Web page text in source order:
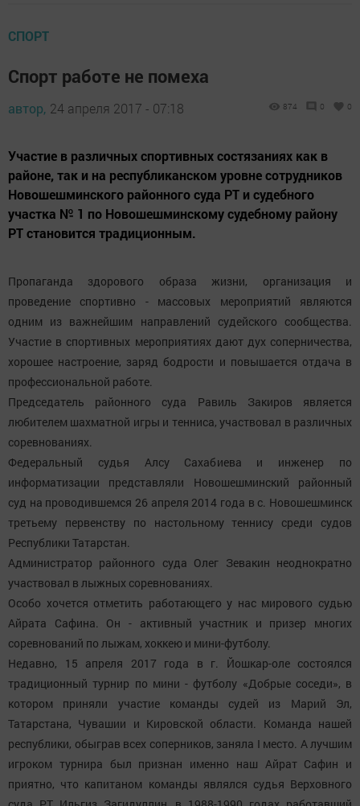
СПОРТ
Спорт работе не помеха
автор, 24 апреля 2017 - 07:18 874 0 0
Участие в различных спортивных состязаниях как в
районе, так и на республиканском уровне сотрудников
Новошешминского районного суда РТ и судебного
участка № 1 по Новошешминскому судебному району
РТ становится традиционным.
Пропаганда здорового образа жизни, организация и
проведение спортивно - массовых мероприятий являются
одним из важнейшим направлений судейского сообщества.
Участие в спортивных мероприятиях дают дух соперничества,
хорошее настроение, заряд бодрости и повышается отдача в
профессиональной работе.
Председатель районного суда Равиль Закиров является
любителем шахматной игры и тенниса, участвовал в различных
соревнованиях.
Федеральный судья Алсу Сахабиева и инженер по
информатизации представляли Новошешминский районный
суд на проводившемся 26 апреля 2014 года в с. Новошешминск
третьему первенству по настольному теннису среди судов
Республики Татарстан.
Администратор районного суда Олег Зевакин неоднократно
участвовал в лыжных соревнованиях.
Особо хочется отметить работающего у нас мирового судью
Айрата Сафина. Он - активный участник и призер многих
соревнований по лыжам, хоккею и мини-футболу.
Недавно, 15 апреля 2017 года в г. Йошкар-оле состоялся
традиционный турнир по мини - футболу «Добрые соседи», в
котором приняли участие команды судей из Марий Эл,
Татарстана, Чувашии и Кировской области. Команда нашей
республики, обыграв всех соперников, заняла I место. А лучшим
игроком турнира был признан именно наш Айрат Сафин и
приятно, что капитаном команды являлся судья Верховного